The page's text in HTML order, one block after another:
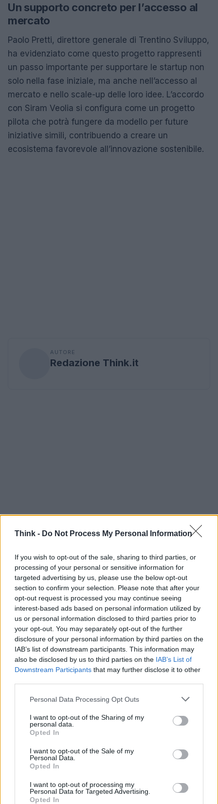
Think - Do Not Process My Personal Information
If you wish to opt-out of the sale, sharing to third parties, or
processing of your personal or sensitive information for
targeted advertising by us, please use the below opt-out
section to confirm your selection. Please note that after your
opt-out request is processed you may continue seeing
interest-based ads based on personal information utilized by
us or personal information disclosed to third parties prior to
your opt-out. You may separately opt-out of the further
disclosure of your personal information by third parties on the
IAB’s list of downstream participants. This information may
also be disclosed by us to third parties on the IAB’s List of
Downstream Participants that may further disclose it to other
Please note that this website/app uses one or more Google
not limited to your visit or usage behaviour. You may click to
grant or deny consent to Google and its third-party tags to
use your data for below specified purposes in below Google
consent section.
Personal Data Processing Opt Outs
I want to opt-out of the Sharing of my
personal data.
Opted In
I want to opt-out of the Sale of my
Personal Data.
Opted In
I want to opt-out of processing my
Personal Data for Targeted Advertising.
Opted In
Un supporto concreto per l’accesso al
mercato
Paolo Pretti, direttore generale di Trentino Sviluppo,
ha evidenziato come questo progetto rappresenti
un passo importante per supportare le startup non
solo nella fase iniziale, ma anche nell’accesso al
mercato e nello scale-up delle loro idee. L’accordo
con Siram Veolia si configura come un progetto
pilota che potrà fungere da modello per future
iniziative simili, contribuendo a creare un
ecosistema favorevole all’innovazione sostenibile.
AUTORE
Redazione Think.it
Continua a leggere
SOSTENIBILITÀ
isolamento e verde
Niccolò Conforti · 10 Ago 2026